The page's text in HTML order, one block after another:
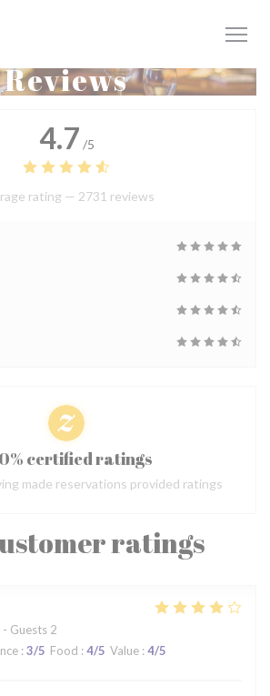
choices
Reviews
ratings
Guests 2
: 3/5 Food : 4/5 Value : 4/5
4.7 /5
rating — 2731 reviews
certified ratings
made reservations provided ratings